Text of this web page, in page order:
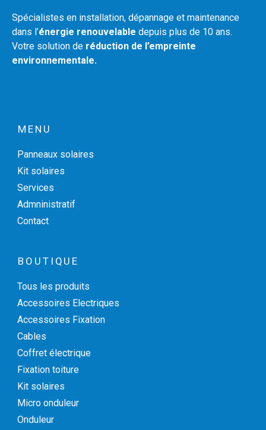
Spécialistes en installation, dépannage et maintenance
dans l’énergie renouvelable depuis plus de 10 ans.
Votre solution de réduction de l’empreinte
environnementale.
MENU
Panneaux solaires
Kit solaires
Services
Admninistratif
Contact
BOUTIQUE
Tous les produits
Accessoires Electriques
Accessoires Fixation
Cables
Coffret électrique
Fixation toiture
Kit solaires
Micro onduleur
Onduleur